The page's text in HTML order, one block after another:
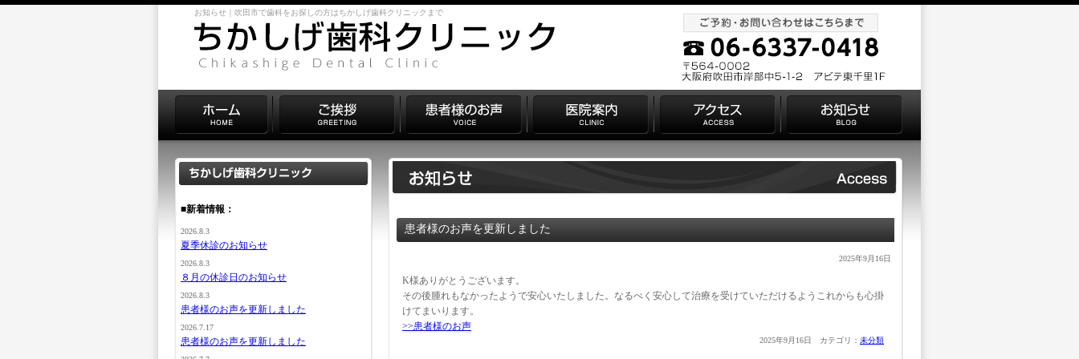
お知らせ｜吹田市で歯科をお探しの方はちかしげ歯科クリニックまで
患者様のお声を更新しました
2025年9月16日
K様ありがとうございます。
その後腫れもなかったようで安心いたしました。なるべく安心して治療を受けていただけるようこれからも心掛
けてまいります。
>>患者様のお声
2025年9月16日 カテゴリ： 未分類
■新着情報：
2026.8.3
夏季休診のお知らせ
2026.8.3
８月の休診日のお知らせ
2026.8.3
患者様のお声を更新しました
2026.7.17
患者様のお声を更新しました